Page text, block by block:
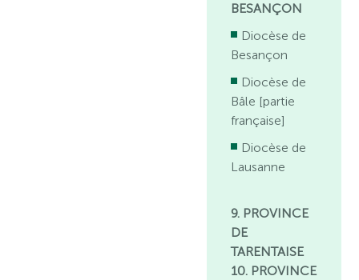
BESANÇON
Diocèse de
Besançon
Diocèse de
Bâle [partie
française]
Diocèse de
Lausanne
9. PROVINCE
DE
TARENTAISE
10. PROVINCE